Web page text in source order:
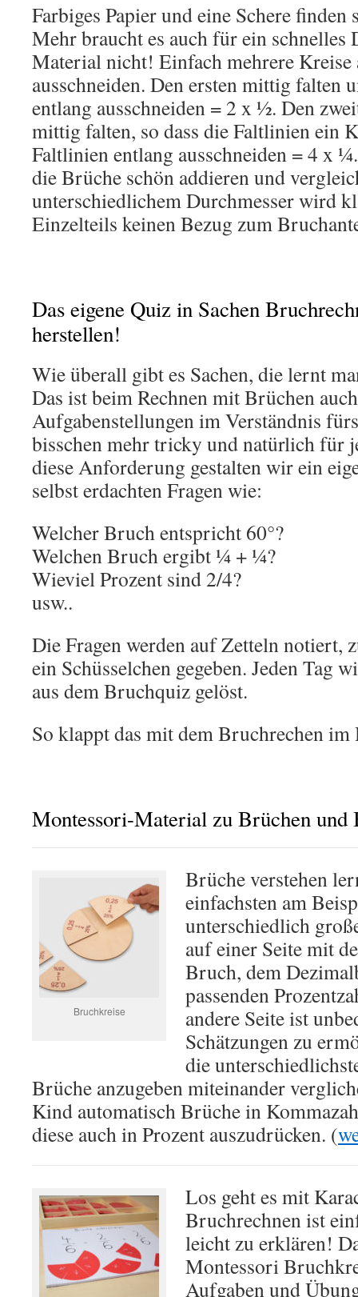
Farbiges Papier und eine Schere
Mehr braucht es auch für ein
Material nicht! Einfach mehrere Kreise
ausschneiden. Den ersten mittig falten
entlang ausschneiden = 2 x ½. Den
mittig falten, so dass die Faltlinien ein
Faltlinien entlang ausschneiden = 4 x
die Brüche schön addieren und
unterschiedlichem Durchmesser wird
Einzelteils keinen Bezug zum
Das eigene Quiz in Sachen
herstellen!
Wie überall gibt es Sachen, die lernt
Das ist beim Rechnen mit Brüchen
Aufgabenstellungen im Verständnis
bisschen mehr tricky und natürlich für
diese Anforderung gestalten wir ein
selbst erdachten Fragen wie:
Welcher Bruch entspricht 60°?
Welchen Bruch ergibt ¼ + ¼?
Wieviel Prozent sind 2/4?
usw..
Die Fragen werden auf Zetteln notiert,
ein Schüsselchen gegeben. Jeden Tag
aus dem Bruchquiz gelöst.
So klappt das mit dem Bruchrechen im
Montessori-Material zu Brüchen und
Bruchkreise
Brüche verstehen
einfachsten am
unterschiedlich
auf einer Seite mit
Bruch, dem
passenden
andere Seite ist
Schätzungen zu
die
Brüche anzugeben miteinander
Kind automatisch Brüche in
diese auch in Prozent auszudrücken. (
Los geht es mit
Bruchrechnen ist
leicht zu erklären!
Montessori
Aufgaben und